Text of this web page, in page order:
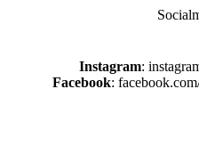
Instagram:
Facebook: